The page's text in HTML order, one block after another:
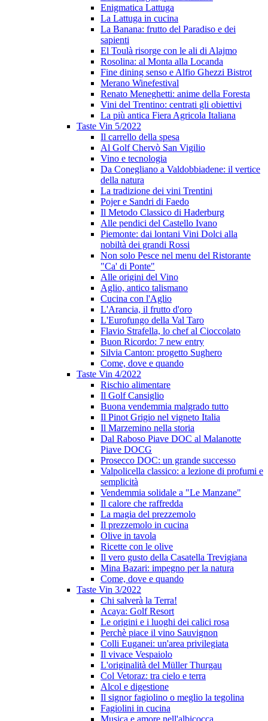
Enigmatica Lattuga
La Lattuga in cucina
La Banana: frutto del Paradiso e dei
sapienti
El Toulà risorge con le ali di Alajmo
Rosolina: al Monta alla Locanda
Fine dining senso e Alfio Ghezzi Bistrot
Merano Winefestival
Renato Meneghetti: anime della Foresta
Vini del Trentino: centrati gli obiettivi
La più antica Fiera Agricola Italiana
Taste Vin 5/2022
Il carrello della spesa
Al Golf Chervò San Vigilio
Vino e tecnologia
Da Conegliano a Valdobbiadene: il vertice
della natura
La tradizione dei vini Trentini
Pojer e Sandri di Faedo
Il Metodo Classico di Haderburg
Alle pendici del Castello Ivano
Piemonte: dai lontani Vini Dolci alla
nobiltà dei grandi Rossi
Non solo Pesce nel menu del Ristorante
"Ca' di Ponte"
Alle origini del Vino
Aglio, antico talismano
Cucina con l'Aglio
L'Arancia, il frutto d'oro
L'Eurofungo della Val Taro
Flavio Strafella, lo chef al Cioccolato
Buon Ricordo: 7 new entry
Silvia Canton: progetto Sughero
Come, dove e quando
Taste Vin 4/2022
Rischio alimentare
Il Golf Cansiglio
Buona vendemmia malgrado tutto
Il Pinot Grigio nel vigneto Italia
Il Marzemino nella storia
Dal Raboso Piave DOC al Malanotte
Piave DOCG
Prosecco DOC: un grande successo
Valpolicella classico: a lezione di profumi e
semplicità
Vendemmia solidale a "Le Manzane"
Il calore che raffredda
La magia del prezzemolo
Il prezzemolo in cucina
Olive in tavola
Ricette con le olive
Il vero gusto della Casatella Trevigiana
Mina Bazari: impegno per la natura
Come, dove e quando
Taste Vin 3/2022
Chi salverà la Terra!
Acaya: Golf Resort
Le origini e i luoghi dei calici rosa
Perchè piace il vino Sauvignon
Colli Euganei: un'area privilegiata
Il vivace Vespaiolo
L'originalità del Müller Thurgau
Col Vetoraz: tra cielo e terra
Alcol e digestione
Il signor fagiolino o meglio la tegolina
Fagiolini in cucina
Musica e amore nell'albicocca